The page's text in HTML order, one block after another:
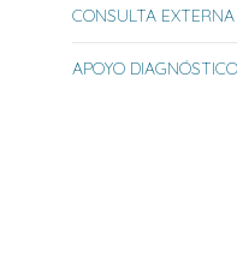
CONSULTA EXTERNA
APOYO